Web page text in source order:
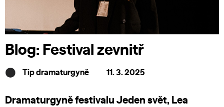
Blog: Festival zevnitř
Tip dramaturgyně 11. 3. 2025
Dramaturgyně festivalu Jeden svět, Lea